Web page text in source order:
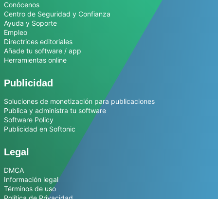
Conócenos
Centro de Seguridad y Confianza
Ayuda y Soporte
Empleo
Directrices editoriales
Añade tu software / app
Herramientas online
Publicidad
Soluciones de monetización para publicaciones
Publica y administra tu software
Software Policy
Publicidad en Softonic
Legal
DMCA
Información legal
Términos de uso